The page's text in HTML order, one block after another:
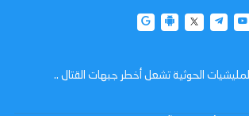
المليشيات الحوثية تشعل أخطر جبهات القتال ..